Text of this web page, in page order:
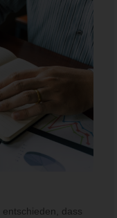
dass